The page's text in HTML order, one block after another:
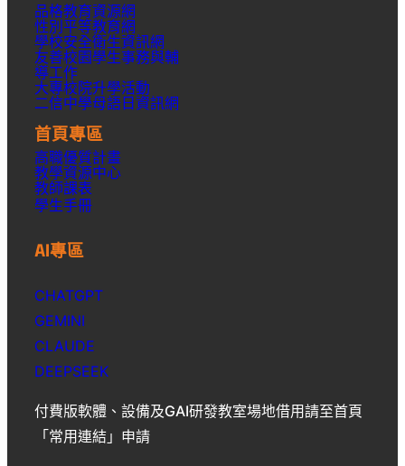
品格教育資源網
性別平等教育網
學校安全衛生資訊網
友善校園學生事務與輔
導工作
大專校院升學活動
二信中學母語日資訊網
首頁專區
高職優質計畫
教學資源中心
教師課表
學生手冊
AI專區
CHATGPT
GEMINI
CLAUDE
DEEPSEEK
付費版軟體、設備及GAI研發教室場地借用請至首頁
「常用連結」申請